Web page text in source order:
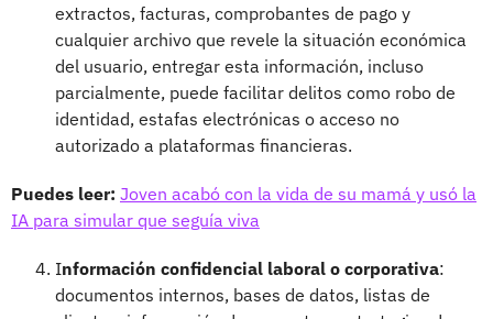
extractos, facturas, comprobantes de pago y
cualquier archivo que revele la situación económica
del usuario, entregar esta información, incluso
parcialmente, puede facilitar delitos como robo de
identidad, estafas electrónicas o acceso no
autorizado a plataformas financieras.
Puedes leer: Joven acabó con la vida de su mamá y usó la
IA para simular que seguía viva
Información confidencial laboral o corporativa:
documentos internos, bases de datos, listas de